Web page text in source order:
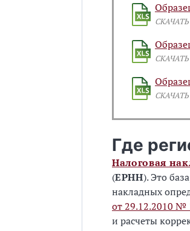
СКАЧАТЬ
СКАЧАТЬ
СКАЧАТЬ
Где
Налоговая
(ЕРНН). Это
накладных
от 29.12.2010 №
и расчеты